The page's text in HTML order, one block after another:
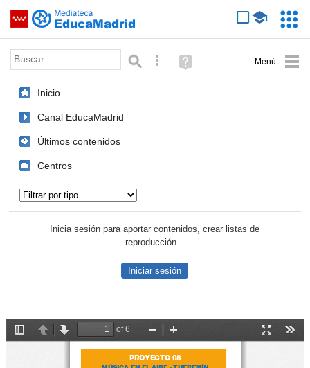
Saltar navegación
Palabra o frase: Búsqueda avanzada
Ayuda
(en
Inicio
Canal EducaMadrid
Últimos contenidos
Centros
Inicia sesión para aportar contenidos, crear listas de
reproducción...
Iniciar sesión